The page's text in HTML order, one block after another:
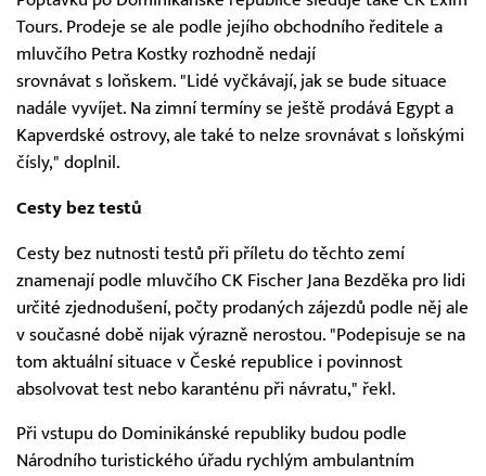
Tours. Prodeje se ale podle jejího obchodního ředitele a
mluvčího Petra Kostky rozhodně nedají
srovnávat s loňskem. "Lidé vyčkávají, jak se bude situace
nadále vyvíjet. Na zimní termíny se ještě prodává Egypt a
Kapverdské ostrovy, ale také to nelze srovnávat s loňskými
čísly," doplnil.
Cesty bez testů
Cesty bez nutnosti testů při příletu do těchto zemí
znamenají podle mluvčího CK Fischer Jana Bezděka pro lidi
určité zjednodušení, počty prodaných zájezdů podle něj ale
v současné době nijak výrazně nerostou. "Podepisuje se na
tom aktuální situace v České republice i povinnost
absolvovat test nebo karanténu při návratu," řekl.
Při vstupu do Dominikánské republiky budou podle
Národního turistického úřadu rychlým ambulantním